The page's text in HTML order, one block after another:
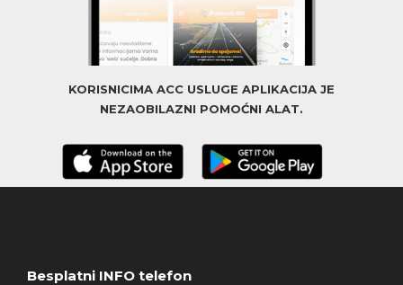
KORISNICIMA ACC USLUGE APLIKACIJA JE
NEZAOBILAZNI POMOĆNI ALAT.
Besplatni INFO telefon